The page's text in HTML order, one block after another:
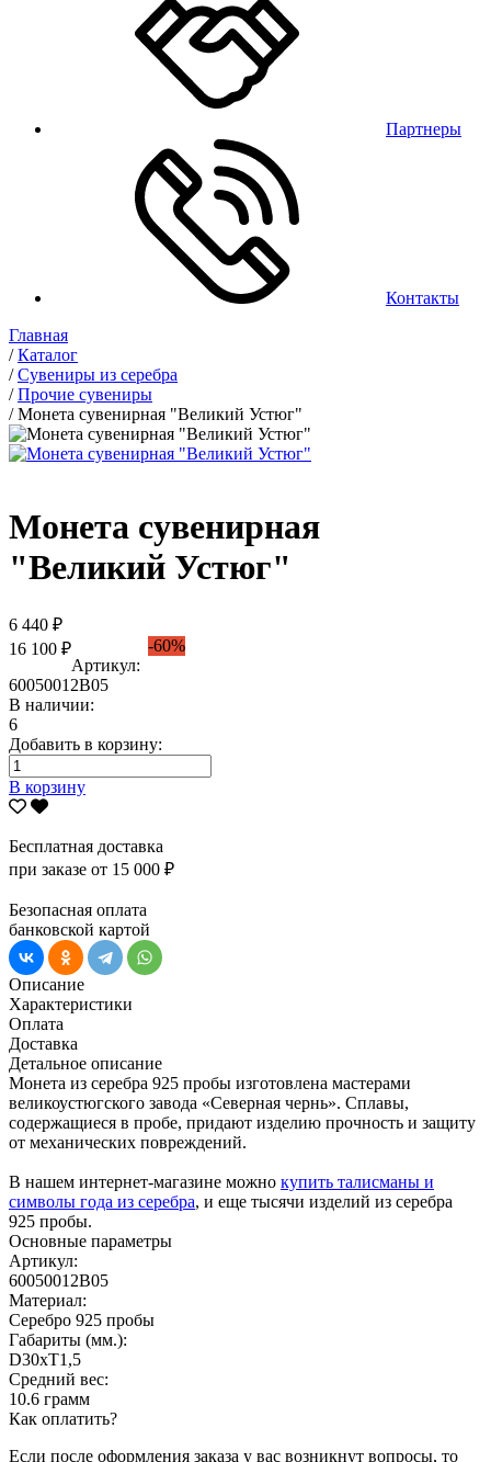
Партнеры
Контакты
Главная
/Каталог
/Сувениры из серебра
/Прочие сувениры
/Монета сувенирная "Великий Устюг"
Монета сувенирная
"Великий Устюг"
6 440 ₽
16 100 ₽
-60%
Артикул:
60050012В05
В наличии:
6
Добавить в корзину:
В корзину
Бесплатная доставка
при заказе от 15 000 ₽
Безопасная оплата
банковской картой
Описание
Характеристики
Оплата
Доставка
Детальное описание
Монета из серебра 925 пробы изготовлена мастерами
великоустюгского завода «Северная чернь». Сплавы,
содержащиеся в пробе, придают изделию прочность и защиту
от механических повреждений.
В нашем интернет-магазине можно купить талисманы и
символы года из серебра, и еще тысячи изделий из серебра
925 пробы.
Основные параметры
Артикул:
60050012В05
Материал:
Серебро 925 пробы
Габариты (мм.):
D30хT1,5
Средний вес:
10.6 грамм
Как оплатить?
Если после оформления заказа у вас возникнут вопросы, то